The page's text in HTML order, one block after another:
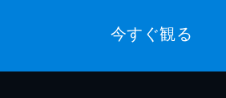
今すぐ観る